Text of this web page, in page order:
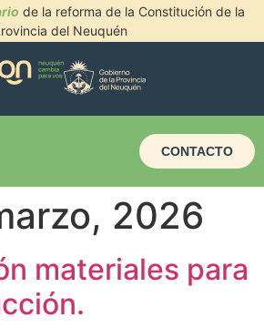
de la reforma de la Constitución de la
del Neuquén
CONTACTO
2026
materiales para